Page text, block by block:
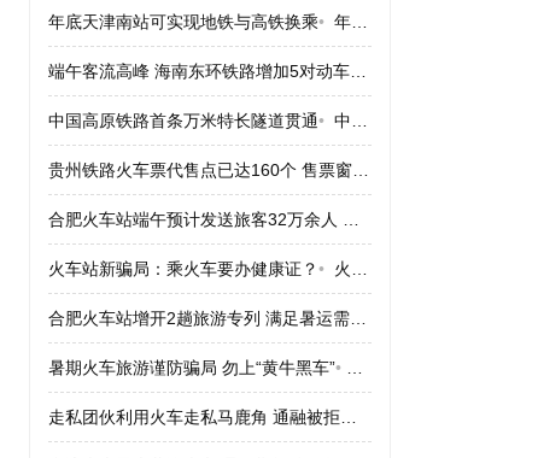
年底天津南站可实现地铁与高铁换乘• 年底天津南站可实现地铁与高铁换乘
中国高原铁路首条万米特长隧道贯通• 中国高原铁路首条万米特长隧道贯通
火车站新骗局：乘火车要办健康证？• 火车站新骗局：乘火车要办健康证？
暑期火车旅游谨防骗局 勿上“黄牛黑车”•